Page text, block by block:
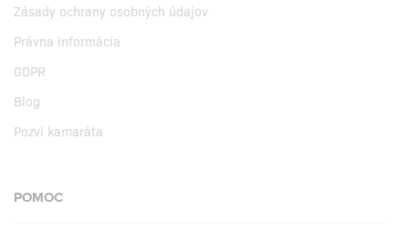
Zásady ochrany osobných údajov
Právna informácia
GDPR
Blog
Pozvi kamaráta
POMOC